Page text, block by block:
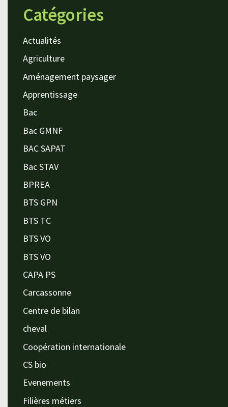
Catégories
Actualités
Agriculture
Aménagement paysager
Apprentissage
Bac
Bac GMNF
BAC SAPAT
Bac STAV
BPREA
BTS GPN
BTS TC
BTS VO
BTS VO
CAPA PS
Carcassonne
Centre de bilan
cheval
Coopération internationale
CS bio
Evenements
Filières métiers